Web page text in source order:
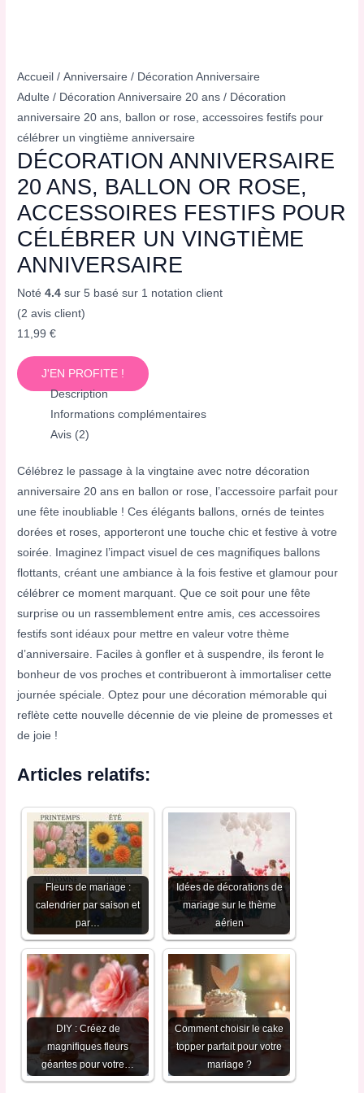
Accueil /Anniversaire / Décoration Anniversaire
Adulte / Décoration Anniversaire 20 ans / Décoration
anniversaire 20 ans, ballon or rose, accessoires festifs pour
célébrer un vingtième anniversaire
DÉCORATION ANNIVERSAIRE
20 ANS, BALLON OR ROSE,
ACCESSOIRES FESTIFS POUR
CÉLÉBRER UN VINGTIÈME
ANNIVERSAIRE
Noté4.4 sur 5 basé sur 1 notation client
(2 avis client)
11,99€
J'EN PROFITE !
Description
Informations complémentaires
Avis (2)
Célébrez le passage à la vingtaine avec notre décoration
anniversaire 20 ans en ballon or rose, l’accessoire parfait pour
une fête inoubliable ! Ces élégants ballons, ornés de teintes
dorées et roses, apporteront une touche chic et festive à votre
soirée. Imaginez l’impact visuel de ces magnifiques ballons
flottants, créant une ambiance à la fois festive et glamour pour
célébrer ce moment marquant. Que ce soit pour une fête
surprise ou un rassemblement entre amis, ces accessoires
festifs sont idéaux pour mettre en valeur votre thème
d’anniversaire. Faciles à gonfler et à suspendre, ils feront le
bonheur de vos proches et contribueront à immortaliser cette
journée spéciale. Optez pour une décoration mémorable qui
reflète cette nouvelle décennie de vie pleine de promesses et
de joie !
Articles relatifs:
Fleurs de mariage :
calendrier par saison et
par…
Idées de décorations de
mariage sur le thème
aérien
DIY : Créez de
magnifiques fleurs
géantes pour votre…
Comment choisir le cake
topper parfait pour votre
mariage ?